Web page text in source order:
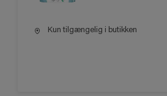
Kun tilgængelig i butikken